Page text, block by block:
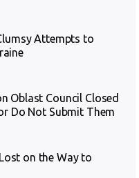
Attempts to
Oblast Council Closed
Do Not Submit Them
on the Way to